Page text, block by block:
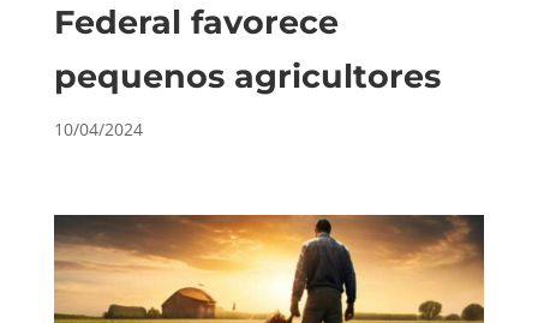
Federal favorece
pequenos agricultores
10/04/2024